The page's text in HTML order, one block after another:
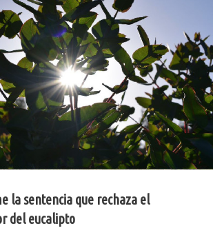
la sentencia que rechaza el
del eucalipto